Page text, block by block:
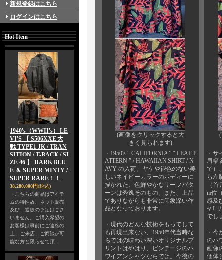
新規登録はこちら
ログインはこちら
Hot Item
1940's（WWII's） LE
VI'S 【 S506XXE 大
戦 TYPE1 JK / TRAN
SITION / T-BACK / SI
ZE 46 】 DARK BLU
E ＆ SUPER MINTY /
SUPER RARE！！
38,280,000円(税込)
・こちらの商品はアイテ
ムの特性故、ネット販売
及び、通販の予定はござ
いません。ご購入希望の
お客様は事前にご連絡の
上、ご来店、ご商談が可
能な方と限らせて頂…
(画像をクリックすると大
きく見られます)
・1950's “ CALIFORNIA ” “ LEAF P
ATTERN ” / HAWAIIAN SHIRT / N
AVY の入荷。ヤケや褪色のない美
しいネイビーカラーのボディーに
描かれた、色鮮やかなリーフパタ
ーンは秀逸そのもの。また、上品
でありながらも非常に印象深い作
品となっております。
・現代のどんな技術をもってして
も再現出来ない、1950年代当時な
らではの味わい深いオリジナルプ
リントはやはり、ビンテージのハ
ワイアンシャツならでは。今後の
(
・サ
肩幅
で）
ら左
（
m位
感及
そL
でし
・今
のハ
画像
個体